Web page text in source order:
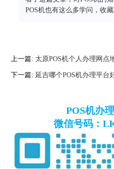
POS机也有这么多学问，收藏
上一篇: 太原POS机个人办理网点
下一篇: 延吉哪个POS机办理平台
POS机办
微信号码：